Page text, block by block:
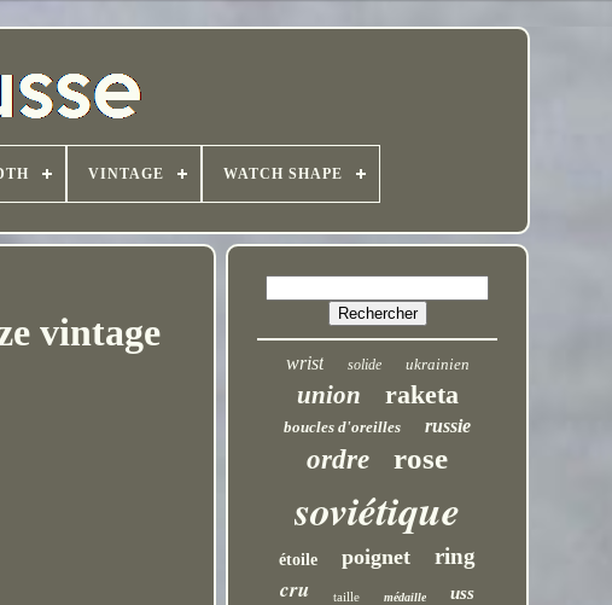
VINTAGE WATCH SHAPE
vintage
wrist solide ukrainien
union raketa
boucles d'oreilles russie
ordre rose
soviétique
étoile poignet ring
cru taille médaille uss